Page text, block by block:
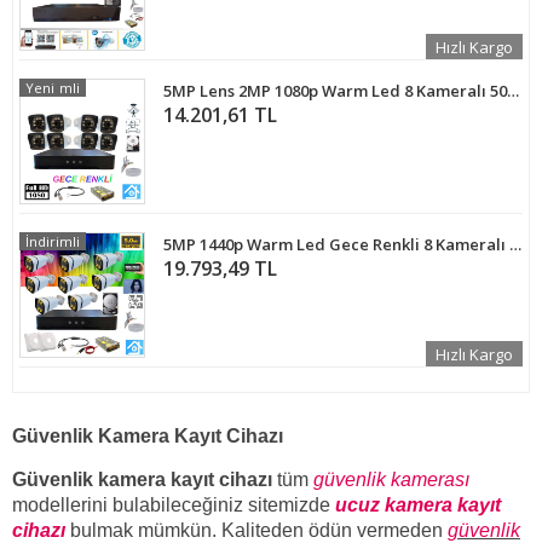
Hızlı Kargo
5MP Lens 2MP 1080p Warm Led 8 Kameralı 500GB Harddisk Dahil Güvenlik Kamerası Seti - ST-28500W
14.201,61 TL
İndirimli
Yeni
5MP 1440p Warm Led Gece Renkli 8 Kameralı 4 TB Harddisk Dahil AHD Güvenlik Kamerası Seti - ST-584T
19.793,49 TL
İndirimli
Hızlı Kargo
Güvenlik Kamera Kayıt Cihazı
Güvenlik kamera kayıt cihazı tüm güvenlik kamerası
modellerini bulabileceğiniz sitemizde ucuz kamera kayıt
cihazı bulmak mümkün. Kaliteden ödün vermeden güvenlik